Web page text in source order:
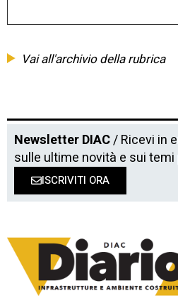
Vai all'archivio della rubrica
Newsletter DIAC/ Ricevi in
sulle ultime novità e sui
ISCRIVITI ORA